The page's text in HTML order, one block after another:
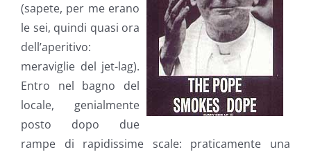
(sapete, per me erano
le sei, quindi quasi ora
dell’aperitivo:
meraviglie del jet-lag).
Entro nel bagno del
locale, genialmente
posto dopo due
rampe di rapidissime scale: praticamente una